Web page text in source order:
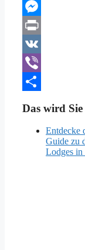
Blogger
Messenger
Print
VK
Viber
Das wird Sie
Entdecke
Guide zu
Lodges in